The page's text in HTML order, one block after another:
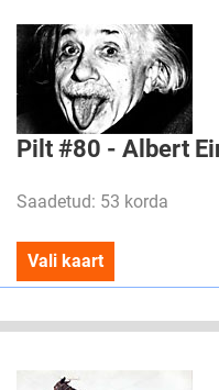
Pilt #80 - Albert
Saadetud: 53 korda
Vali kaart